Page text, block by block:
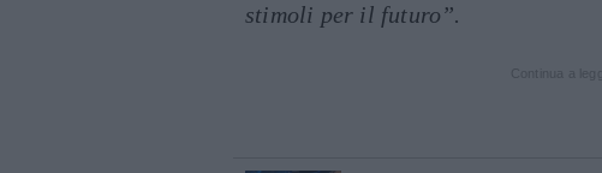
stimoli per il futuro”.